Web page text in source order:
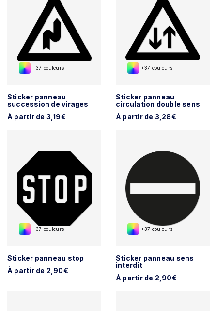
+37 couleurs
Sticker panneau
succession de virages
À partir de 3,19€
+37 couleurs
Sticker panneau
circulation double sens
À partir de 3,28€
+37 couleurs
Sticker panneau stop
À partir de 2,90€
+37 couleurs
Sticker panneau sens
interdit
À partir de 2,90€